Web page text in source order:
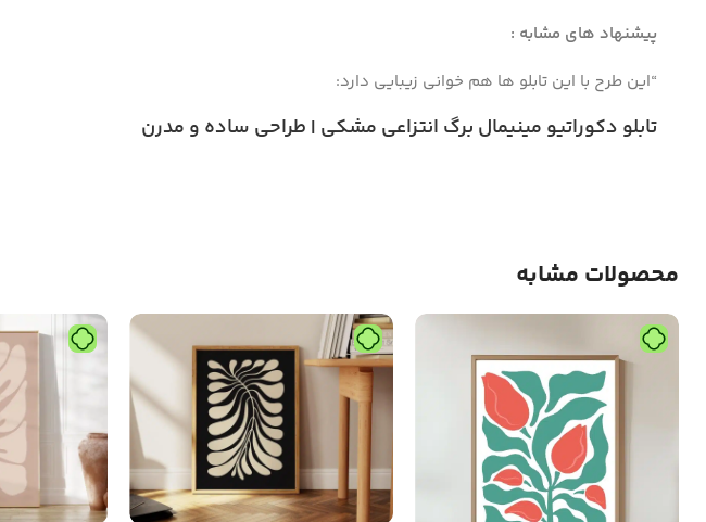
پیشنهاد های مشابه :
“این طرح با این تابلو ها هم خوانی زیبایی دارد:
تابلو دکوراتیو مینیمال برگ انتزاعی مشکی | طراحی ساده و مدرن
محصولات مشابه